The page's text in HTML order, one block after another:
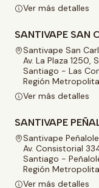
Ver más detalles
SANTIVAPE SAN
Santivape San
Av. La Plaza 1250,
Santiago - Las
Región
Ver más detalles
SANTIVAPE
Santivape
Av. Consistorial
Santiago -
Región
Ver más detalles